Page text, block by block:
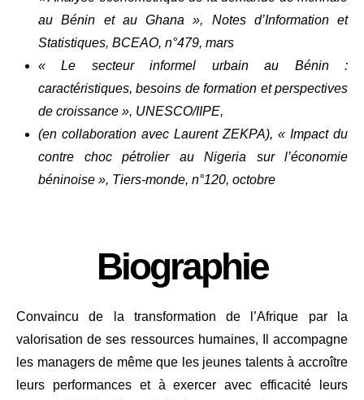
Biographie
Convaincu de la transformation de l’Afrique par la
valorisation de ses ressources humaines, Il accompagne
les managers de même que les jeunes talents à accroître
leurs performances et à exercer avec efficacité leurs
au Bénin et au Ghana », Notes d’Information et
Statistiques, BCEAO, n°479, mars
« Le secteur informel urbain au Bénin :
caractéristiques, besoins de formation et perspectives
de croissance », UNESCO/IIPE,
(en collaboration avec Laurent ZEKPA), « Impact du
contre choc pétrolier au Nigeria sur l’économie
béninoise », Tiers-monde, n°120, octobre